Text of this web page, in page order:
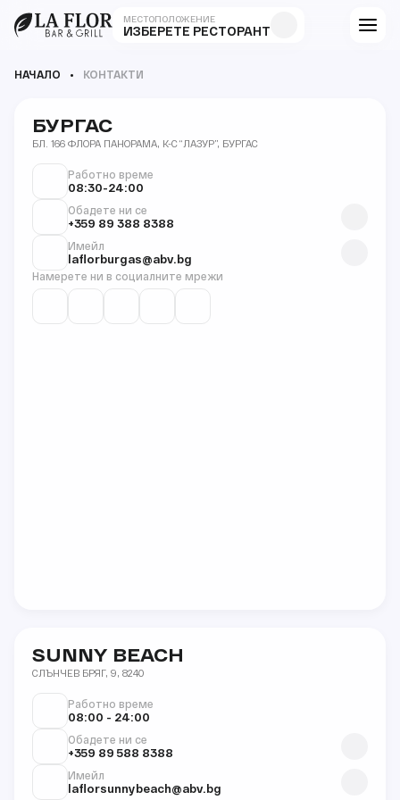
МЕСТОПОЛОЖЕНИЕ
ИЗБЕРЕТЕ РЕСТОРАНТ
НАЧАЛО КОНТАКТИ
БУРГАС
БЛ. 166 ФЛОРА ПАНОРАМА, К-С “ЛАЗУР”, БУРГАС
Работно време
08:30-24:00
Обадете ни се
+359 89 388 8388
Имейл
laflorburgas@abv.bg
Намерете ни в социалните мрежи
SUNNY BEACH
СЛЪНЧЕВ БРЯГ, 9, 8240
Работно време
08:00 - 24:00
Обадете ни се
+359 89 588 8388
Имейл
laflorsunnybeach@abv.bg